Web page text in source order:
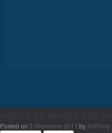
Posted on 5 décembre 2017 by Anthony